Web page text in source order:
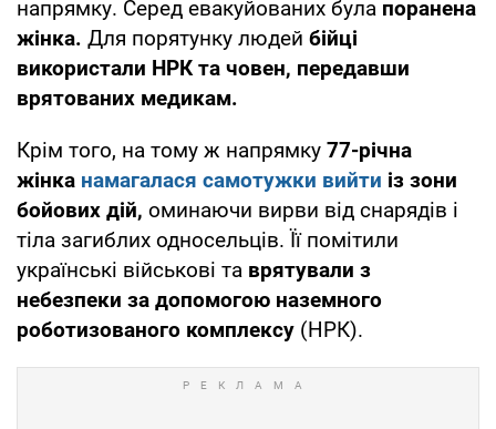
напрямку. Серед евакуйованих була поранена
жінка. Для порятунку людей бійці
використали НРК та човен, передавши
врятованих медикам.
Крім того, на тому ж напрямку 77-річна
жінка намагалася самотужки вийти із зони
бойових дій, оминаючи вирви від снарядів і
тіла загиблих односельців. Її помітили
українські військові та врятували з
небезпеки за допомогою наземного
роботизованого комплексу (НРК).